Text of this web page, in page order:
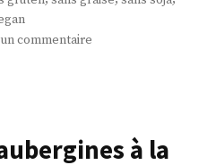
commentaire
myrtille
!
à la